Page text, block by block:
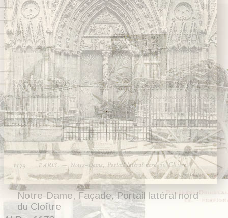
Notre-Dame, Façade, Portail latéral nord
du Cloître